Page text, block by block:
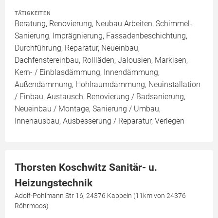
TÄTIGKEITEN
Beratung, Renovierung, Neubau Arbeiten, Schimmel-
Sanierung, Imprägnierung, Fassadenbeschichtung,
Durchführung, Reparatur, Neueinbau,
Dachfenstereinbau, Rollläden, Jalousien, Markisen,
Kern- / Einblasdämmung, Innendämmung,
Außendämmung, Hohlraumdämmung, Neuinstallation
/ Einbau, Austausch, Renovierung / Badsanierung,
Neueinbau / Montage, Sanierung / Umbau,
Innenausbau, Ausbesserung / Reparatur, Verlegen
Thorsten Koschwitz Sanitär- u.
Heizungstechnik
Adolf-Pohlmann Str 16, 24376 Kappeln (11km von 24376
Röhrmoos)